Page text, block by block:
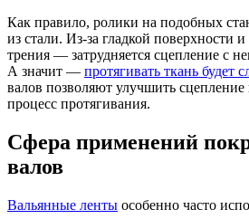
Как правило, ролики на подобных
из стали. Из-за гладкой поверхности
трения — затрудняется сцепление с
А значит — протягивать ткань будет
валов позволяют улучшить
процесс протягивания.
Сфера применений
валов
Вальянные ленты особенно часто